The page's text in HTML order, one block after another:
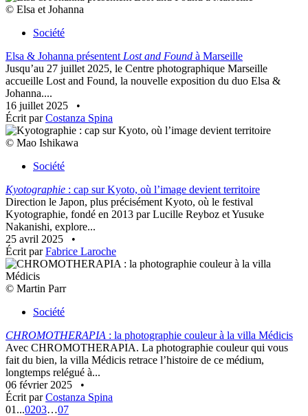
© Elsa et Johanna
Société
Elsa & Johanna présentent Lost and Found à Marseille
Jusqu’au 27 juillet 2025, le Centre photographique Marseille
accueille Lost and Found, la nouvelle exposition du duo Elsa &
Johanna....
16 juillet 2025
•
Écrit parCostanza Spina
© Mao Ishikawa
Société
Kyotographie : cap sur Kyoto, où l’image devient territoire
Direction le Japon, plus précisément Kyoto, où le festival
Kyotographie, fondé en 2013 par Lucille Reyboz et Yusuke
Nakanishi, explore...
25 avril 2025
•
Écrit parFabrice Laroche
© Martin Parr
Société
CHROMOTHERAPIA : la photographie couleur à la villa Médicis
Avec CHROMOTHERAPIA. La photographie couleur qui vous
fait du bien, la villa Médicis retrace l’histoire de ce médium,
longtemps relégué à...
06 février 2025
•
Écrit parCostanza Spina
01 ...0203…07